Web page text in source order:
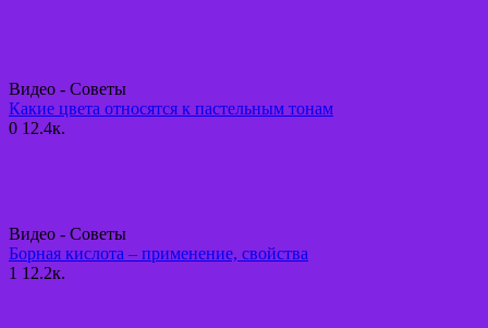
Видео - Советы
Какие цвета относятся к пастельным тонам
0 12.4к.
Видео - Советы
Борная кислота – применение, свойства
1 12.2к.